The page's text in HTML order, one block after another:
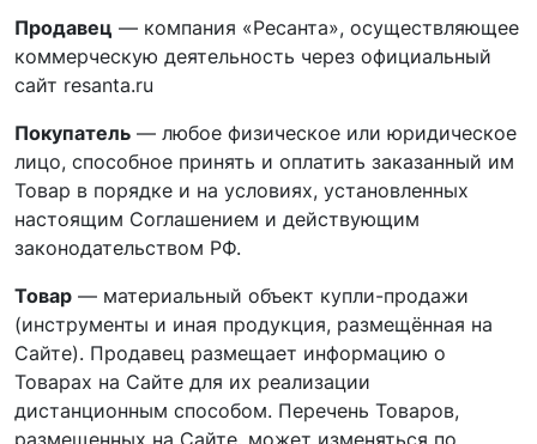
Продавец — компания «Ресанта», осуществляющее
коммерческую деятельность через официальный
сайт resanta.ru
Покупатель — любое физическое или юридическое
лицо, способное принять и оплатить заказанный им
Товар в порядке и на условиях, установленных
настоящим Соглашением и действующим
законодательством РФ.
Товар — материальный объект купли-продажи
(инструменты и иная продукция, размещённая на
Сайте). Продавец размещает информацию о
Товарах на Сайте для их реализации
дистанционным способом. Перечень Товаров,
размещенных на Сайте, может изменяться по